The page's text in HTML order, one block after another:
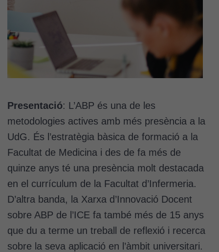
Presentació: L’ABP és una de les
metodologies actives amb més presència a la
UdG. És l’estratègia bàsica de formació a la
Facultat de Medicina i des de fa més de
quinze anys té una presència molt destacada
en el currículum de la Facultat d’Infermeria.
D’altra banda, la Xarxa d’Innovació Docent
sobre ABP de l’ICE fa també més de 15 anys
que du a terme un treball de reflexió i recerca
sobre la seva aplicació en l’àmbit universitari.